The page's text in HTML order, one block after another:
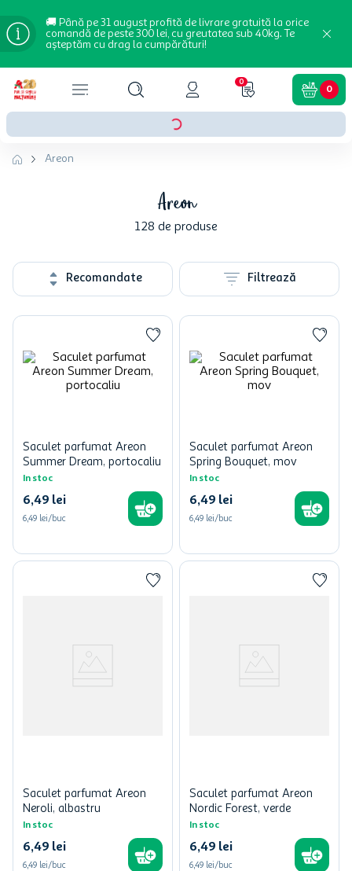
🚚 Până pe 31 august profită de livrare gratuită la orice
comandă de peste 300 lei, cu greutatea sub 40kg. Te
așteptăm cu drag la cumpărături!
0
0
Areon
Areon
128 de produse
Recomandate Filtrează
Saculet parfumat Areon
Summer Dream, portocaliu
In stoc
6,49 lei
6,49 lei/buc
Saculet parfumat Areon
Spring Bouquet, mov
In stoc
6,49 lei
6,49 lei/buc
Saculet parfumat Areon
Neroli, albastru
In stoc
6,49 lei
6,49 lei/buc
Saculet parfumat Areon
Nordic Forest, verde
In stoc
6,49 lei
6,49 lei/buc